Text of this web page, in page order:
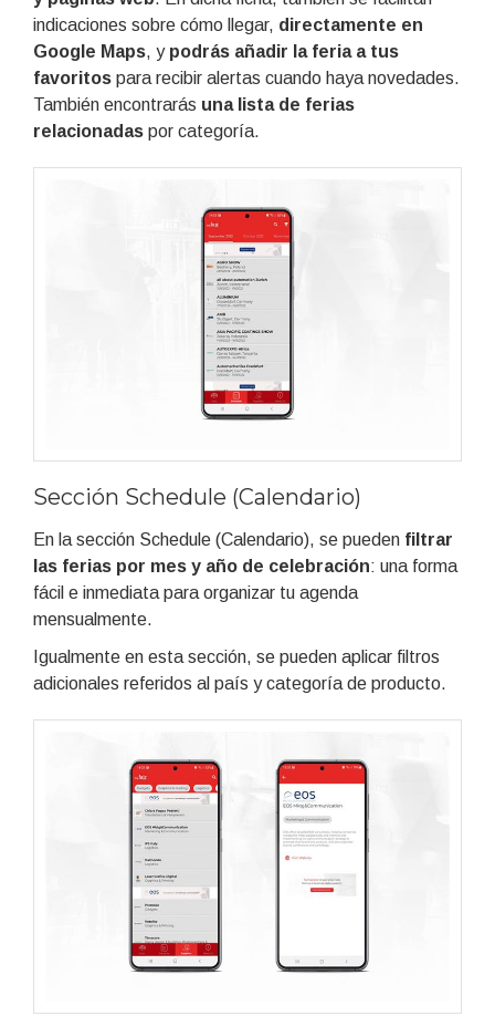
indicaciones sobre cómo llegar, directamente en
Google Maps, y podrás añadir la feria a tus
favoritos para recibir alertas cuando haya novedades.
También encontrarás una lista de ferias
relacionadas por categoría.
Sección Schedule (Calendario)
En la sección Schedule (Calendario), se pueden filtrar
las ferias por mes y año de celebración: una forma
fácil e inmediata para organizar tu agenda
mensualmente.
Igualmente en esta sección, se pueden aplicar filtros
adicionales referidos al país y categoría de producto.